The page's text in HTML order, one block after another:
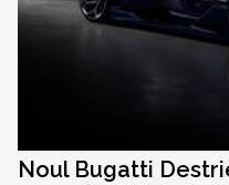
Noul Bugatti